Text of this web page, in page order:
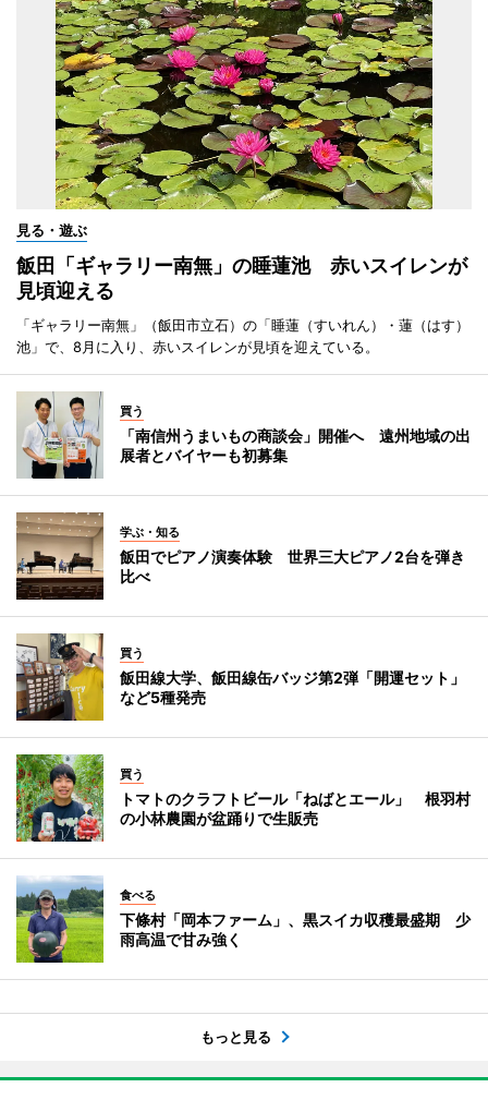
見る・遊ぶ
飯田「ギャラリー南無」の睡蓮池 赤いスイレンが
見頃迎える
「ギャラリー南無」（飯田市立石）の「睡蓮（すいれん）・蓮（はす）
池」で、8月に入り、赤いスイレンが見頃を迎えている。
買う
「南信州うまいもの商談会」開催へ 遠州地域の出
展者とバイヤーも初募集
学ぶ・知る
飯田でピアノ演奏体験 世界三大ピアノ2台を弾き
比べ
買う
飯田線大学、飯田線缶バッジ第2弾「開運セット」
など5種発売
買う
トマトのクラフトビール「ねばとエール」 根羽村
の小林農園が盆踊りで生販売
食べる
下條村「岡本ファーム」、黒スイカ収穫最盛期 少
雨高温で甘み強く
もっと見る